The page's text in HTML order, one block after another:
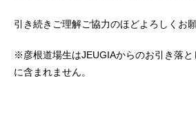
引き続きご理解ご協力のほどよろしくお
※彦根道場生はJEUGIAからのお引き落
に含まれません。